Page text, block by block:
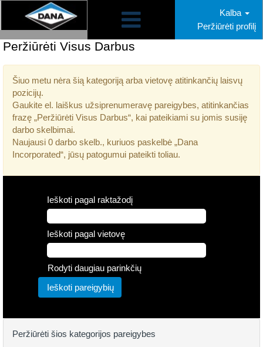
Kalba
Peržiūrėti profilį
Peržiūrėti Visus Darbus
Šiuo metu nėra šią kategoriją arba vietovę atitinkančių laisvų
pozicijų.
Gaukite el. laiškus užsiprenumeravę pareigybes, atitinkančias
frazę „Peržiūrėti Visus Darbus“, kai pateikiami su jomis susiję
darbo skelbimai.
Naujausi 0 darbo skelb., kuriuos paskelbė „Dana
Incorporated“, jūsų patogumui pateikti toliau.
Ieškoti pagal raktažodį
Ieškoti pagal vietovę
Rodyti daugiau parinkčių
Peržiūrėti šios kategorijos pareigybes